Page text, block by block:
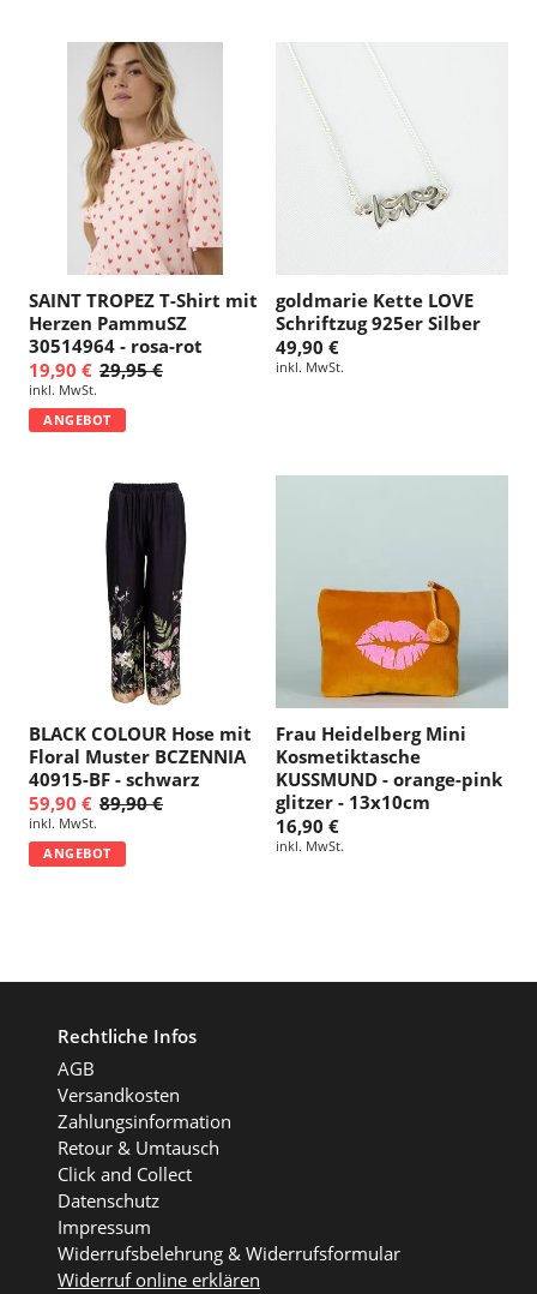
SAINT TROPEZ T-Shirt mit
Herzen PammuSZ
30514964 - rosa-rot
19,90 € 29,95 €
inkl. MwSt.
ANGEBOT
goldmarie Kette LOVE
Schriftzug 925er Silber
49,90 €
inkl. MwSt.
BLACK COLOUR Hose mit
Floral Muster BCZENNIA
40915-BF - schwarz
59,90 € 89,90 €
inkl. MwSt.
ANGEBOT
Frau Heidelberg Mini
Kosmetiktasche
KUSSMUND - orange-pink
glitzer - 13x10cm
16,90 €
inkl. MwSt.
Rechtliche Infos
AGB
Versandkosten
Zahlungsinformation
Retour & Umtausch
Click and Collect
Datenschutz
Impressum
Widerrufsbelehrung & Widerrufsformular
Widerruf online erklären